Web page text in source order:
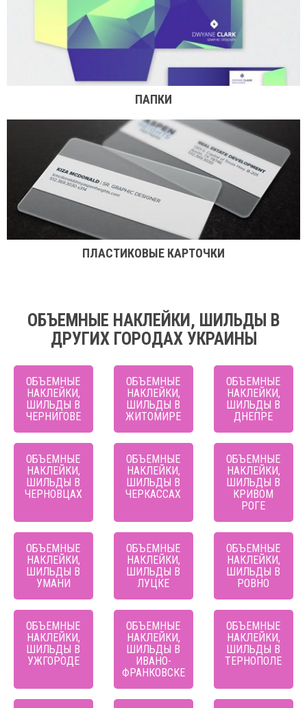
ПАПКИ
ПЛАСТИКОВЫЕ КАРТОЧКИ
ОБЪЕМНЫЕ НАКЛЕЙКИ, ШИЛЬДЫ В
ДРУГИХ ГОРОДАХ УКРАИНЫ
ОБЪЕМНЫЕ
НАКЛЕЙКИ,
ШИЛЬДЫ В
ЧЕРНИГОВЕ
ОБЪЕМНЫЕ
НАКЛЕЙКИ,
ШИЛЬДЫ В
ЖИТОМИРЕ
ОБЪЕМНЫЕ
НАКЛЕЙКИ,
ШИЛЬДЫ В
ДНЕПРЕ
ОБЪЕМНЫЕ
НАКЛЕЙКИ,
ШИЛЬДЫ В
ЧЕРНОВЦАХ
ОБЪЕМНЫЕ
НАКЛЕЙКИ,
ШИЛЬДЫ В
ЧЕРКАССАХ
ОБЪЕМНЫЕ
НАКЛЕЙКИ,
ШИЛЬДЫ В
КРИВОМ
РОГЕ
ОБЪЕМНЫЕ
НАКЛЕЙКИ,
ШИЛЬДЫ В
УМАНИ
ОБЪЕМНЫЕ
НАКЛЕЙКИ,
ШИЛЬДЫ В
ЛУЦКЕ
ОБЪЕМНЫЕ
НАКЛЕЙКИ,
ШИЛЬДЫ В
РОВНО
ОБЪЕМНЫЕ
НАКЛЕЙКИ,
ШИЛЬДЫ В
УЖГОРОДЕ
ОБЪЕМНЫЕ
НАКЛЕЙКИ,
ШИЛЬДЫ В
ИВАНО-
ФРАНКОВСКЕ
ОБЪЕМНЫЕ
НАКЛЕЙКИ,
ШИЛЬДЫ В
ТЕРНОПОЛЕ